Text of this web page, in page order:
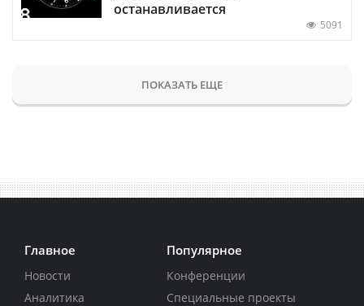
останавливается
5091
ПОКАЗАТЬ ЕЩЕ
Главное
Новости
Аналитика
Популярное
Конференции
Специальные проекты